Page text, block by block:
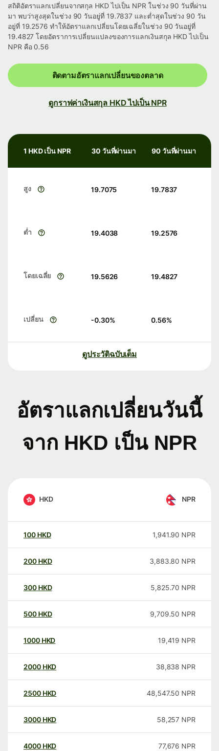
สถิติอัตราแลกเปลี่ยนจากสกุล HKD ไปเป็น NPR ในช่วง 90 วันที่ผ่าน
มา พบว่าสูงสุดในช่วง 90 วันอยู่ที่ 19.7837 และต่ำสุดในช่วง 90 วัน
อยู่ที่ 19.2576 ทำให้อัตราแลกเปลี่ยนโดยเฉลี่ยในช่วง 90 วันอยู่ที่
19.4827 โดยอัตราการเปลี่ยนแปลงของการแลกเงินสกุล HKD ไปเป็น
NPR คือ 0.56
ติดตามอัตราแลกเปลี่ยนของตลาด
ดูกราฟค่าเงินสกุล HKD ไปเป็น NPR
1 HKD เป็น NPR 30 วันที่ผ่านมา 90 วันที่ผ่านมา
สูง 19.7075 19.7837
ต่ำ 19.4038 19.2576
โดยเฉลี่ย 19.5626 19.4827
เปลี่ยน -0.30% 0.56%
ดูประวัติฉบับเต็ม
อัตราแลกเปลี่ยนวันนี้
จาก HKD เป็น NPR
HKD NPR
100 HKD 1,941.90 NPR
200 HKD 3,883.80 NPR
300 HKD 5,825.70 NPR
500 HKD 9,709.50 NPR
1000 HKD 19,419 NPR
2000 HKD 38,838 NPR
2500 HKD 48,547.50 NPR
3000 HKD 58,257 NPR
4000 HKD 77,676 NPR